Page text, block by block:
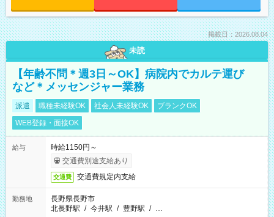
掲載日：2026.08.04
未読
【年齢不問＊週3日～OK】病院内でカルテ運び
など＊メッセンジャー業務
派遣 職種未経験OK 社会人未経験OK
ブランクOK
WEB登録・面接OK
給与
時給1150円～
交通費別途支給あり
交通費 交通費規定内支給
勤務地
長野県長野市
北長野駅 / 今井駅 / 豊野駅 / …